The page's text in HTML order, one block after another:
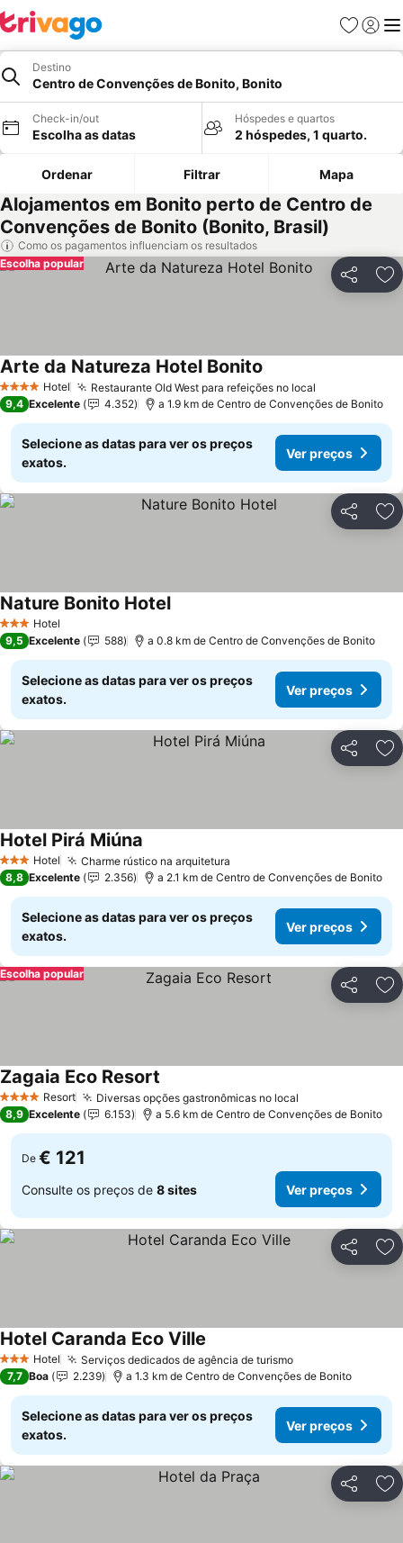
Favoritos
Iniciar
Destino
Centro de Convenções de Bonito, Bonito
Check-in/out
Escolha as datas
Hóspedes e quartos
2 hóspedes, 1 quarto.
Ordenar Filtrar Mapa
Alojamentos em Bonito perto de Centro de
Convenções de Bonito (Bonito, Brasil)
Como os pagamentos influenciam os resultados
Partilhar
Escolha popular
4 EstrelasHotel Restaurante Old West para refeições no local
Arte da Natureza Hotel Bonito
9,4 Excelente 4.352 a 1.9 km de Centro de Convenções de Bonito
Selecione as datas para ver os preços
exatos.
Ver preços
Partilhar
3 EstrelasHotel
Nature Bonito HotelVer preços
9,5 Excelente 588 a 0.8 km de Centro de Convenções de Bonito
Selecione as datas para ver os preços
exatos.
Ver preços
Partilhar
3 EstrelasHotel Charme rústico na arquitetura
Hotel Pirá Miúna
8,8 Excelente 2.356 a 2.1 km de Centro de Convenções de Bonito
Selecione as datas para ver os preços
exatos.
Ver preços
Partilhar
Escolha popular
4 EstrelasResort Diversas opções gastronômicas no local
Zagaia Eco Resort
8,9 Excelente 6.153 a 5.6 km de Centro de Convenções de Bonito
De € 121
Consulte os preços de 8 sites Ver preços
Partilhar
3 EstrelasHotel Serviços dedicados de agência de turismoVer preços
Hotel Caranda Eco Ville
7,7 Boa 2.239 a 1.3 km de Centro de Convenções de Bonito
Selecione as datas para ver os preços
exatos.
Ver preços
Partilhar